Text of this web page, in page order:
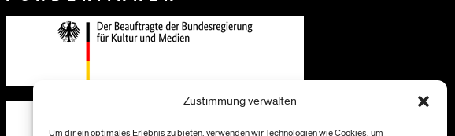
Zustimmung verwalten
Um dir ein optimales Erlebnis zu bieten, verwenden wir Technologien wie Cookies, um